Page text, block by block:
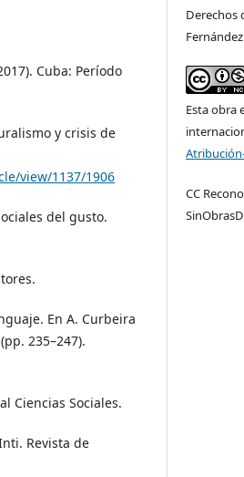
Cuba: Período
y crisis de
view/1137/1906
del gusto.
En A. Curbeira
235–247).
Ciencias Sociales.
Revista de
Derechos
Fernández
Esta obra
CC